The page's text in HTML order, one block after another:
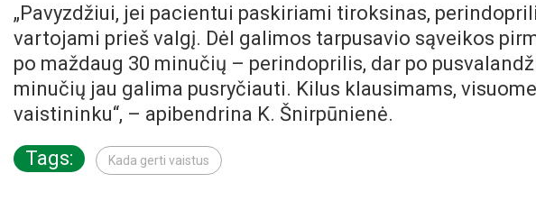
„Pavyzdžiui, jei pacientui paskiriami tiroksinas,
vartojami prieš valgį. Dėl galimos tarpusavio sąveikos
po maždaug 30 minučių – perindoprilis, dar po
minučių jau galima pusryčiauti. Kilus klausimams,
vaistininku“, – apibendrina K. Šnirpūnienė.
Tags:
Kada gerti vaistus